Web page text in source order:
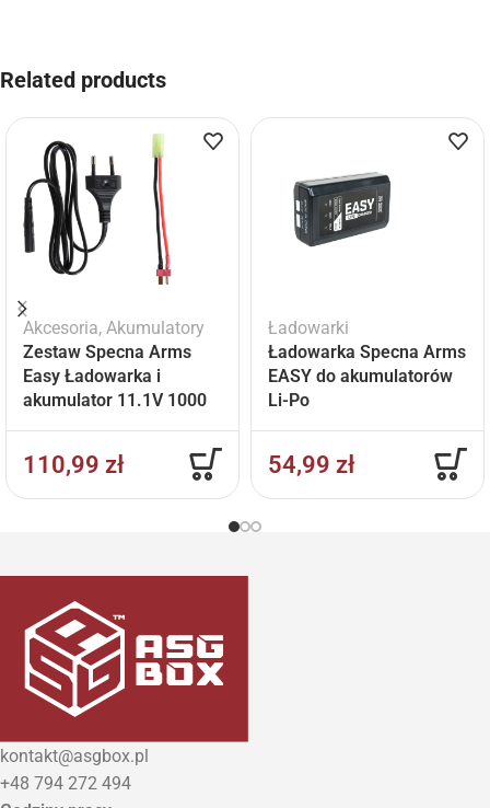
Related products
Akcesoria, Akumulatory
Zestaw Specna Arms
Easy Ładowarka i
akumulator 11.1V 1000
110,99 zł
Ładowarki
Ładowarka Specna Arms
EASY do akumulatorów
Li-Po
54,99 zł
kontakt@asgbox.pl
+48 794 272 494